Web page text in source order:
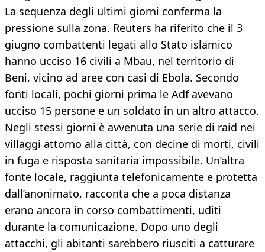
La sequenza degli ultimi giorni conferma la
pressione sulla zona. Reuters ha riferito che il 3
giugno combattenti legati allo Stato islamico
hanno ucciso 16 civili a Mbau, nel territorio di
Beni, vicino ad aree con casi di Ebola. Secondo
fonti locali, pochi giorni prima le Adf avevano
ucciso 15 persone e un soldato in un altro attacco.
Negli stessi giorni è avvenuta una serie di raid nei
villaggi attorno alla città, con decine di morti, civili
in fuga e risposta sanitaria impossibile. Un’altra
fonte locale, raggiunta telefonicamente e protetta
dall’anonimato, racconta che a poca distanza
erano ancora in corso combattimenti, uditi
durante la comunicazione. Dopo uno degli
attacchi, gli abitanti sarebbero riusciti a catturare